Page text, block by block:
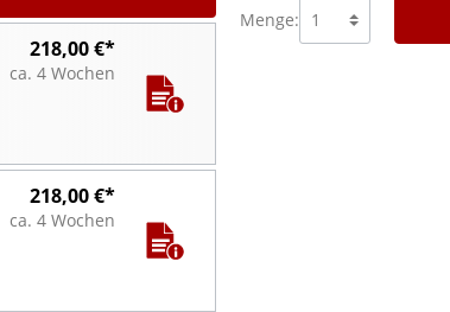
Menge:
218,00 €*
ca. 4 Wochen
218,00 €*
ca. 4 Wochen